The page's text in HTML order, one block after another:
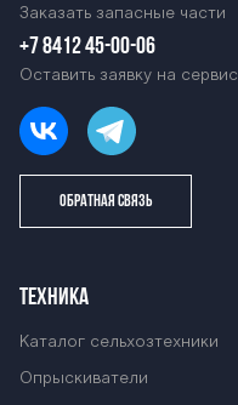
Заказать запасные части
+7 8412 45-00-06
Оставить заявку на сервис
ОБРАТНАЯ СВЯЗЬ
ТЕХНИКА
Каталог сельхозтехники
Опрыскиватели